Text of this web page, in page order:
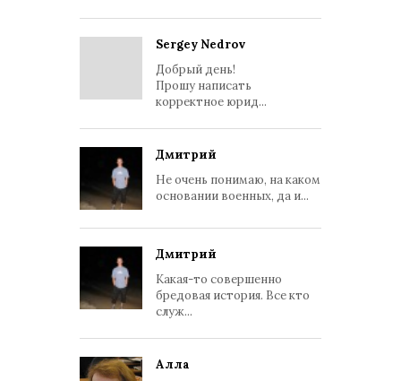
Sergey Nedrov
Добрый день!
Прошу написать
корректное юрид...
Дмитрий
Не очень понимаю, на каком
основании военных, да и...
Дмитрий
Какая-то совершенно
бредовая история. Все кто
служ...
Алла